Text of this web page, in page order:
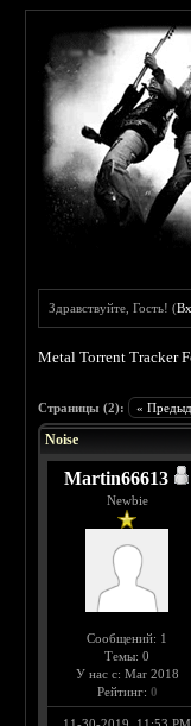
Здравствуйте, Гость! (
Metal Torrent Tracker
Страницы (2): «
Noise
Martin66613
Newbie
Сообщений: 1
Темы: 0
У нас с: Mar 2018
Рейтинг: 0